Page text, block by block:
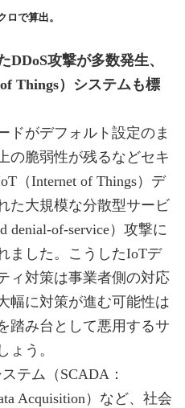
で算出。
攻撃が多数発生、
Things）システムも標
ドがデフォルト設定のま
の脆弱性が残るなどセキ
（Internet of Things）デ
た大規模な分散型サービ
denial-of-service）攻撃に
ました。こうしたIoTデ
ィ対策は事業者側の対応
幅に対策が進む可能性は
踏み台として悪用するサ
しょう。
テム（SCADA：
Acquisition）など、社会